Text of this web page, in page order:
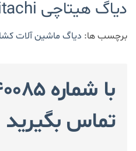
دیاگ هیتاچی Hitachi
برچسب ها: دیاگ ماشین آلات
با
تماس بگیرید